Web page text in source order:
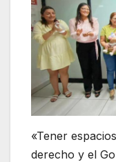
«Tener
derecho y el